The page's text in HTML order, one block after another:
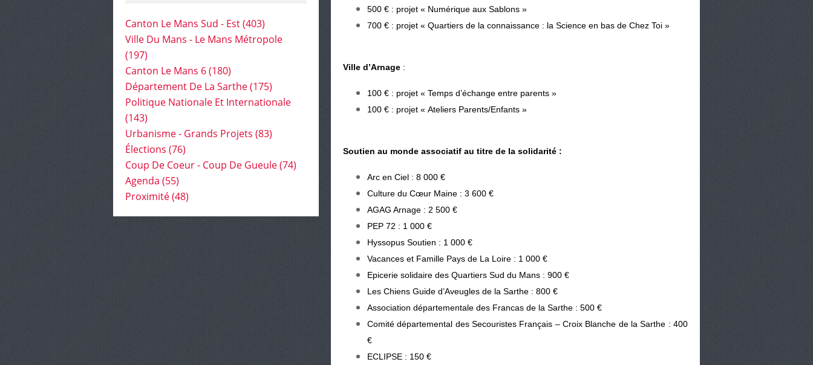
500 € : projet « Numérique aux Sablons »
700 € : projet « Quartiers de la connaissance : la Science en bas de Chez Toi »
Ville d’Arnage :
100 € : projet « Temps d’échange entre parents »
100 € : projet « Ateliers Parents/Enfants »
Soutien au monde associatif au titre de la solidarité :
Arc en Ciel : 8 000 €
Culture du Cœur Maine : 3 600 €
AGAG Arnage : 2 500 €
PEP 72 : 1 000 €
Hyssopus Soutien : 1 000 €
Vacances et Famille Pays de La Loire : 1 000 €
Epicerie solidaire des Quartiers Sud du Mans : 900 €
Les Chiens Guide d’Aveugles de la Sarthe : 800 €
Association départementale des Francas de la Sarthe : 500 €
Comité départemental des Secouristes Français – Croix Blanche de la Sarthe : 400
€
ECLIPSE : 150 €
Canton Le Mans Sud - Est(403)
Ville Du Mans - Le Mans Métropole
(197)
Canton Le Mans 6(180)
Département De La Sarthe(175)
Politique Nationale Et Internationale
(143)
Urbanisme - Grands Projets (83)
Élections (76)
Coup De Coeur - Coup De Gueule(74)
Agenda (55)
Proximité(48)